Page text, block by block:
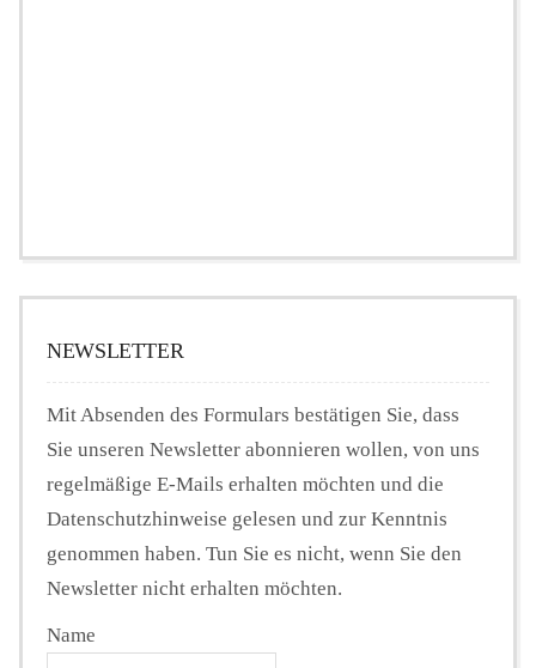
NEWSLETTER
Mit Absenden des Formulars bestätigen Sie, dass
Sie unseren Newsletter abonnieren wollen, von uns
regelmäßige E-Mails erhalten möchten und die
Datenschutzhinweise gelesen und zur Kenntnis
genommen haben. Tun Sie es nicht, wenn Sie den
Newsletter nicht erhalten möchten.
Name